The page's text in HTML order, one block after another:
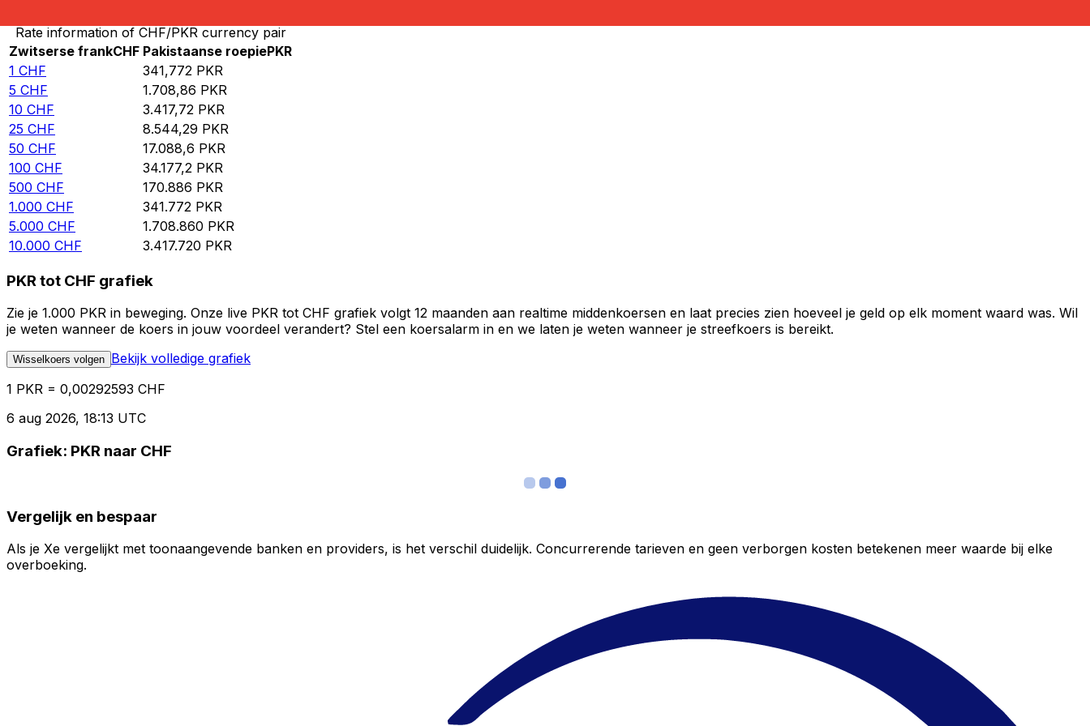
Rate information of CHF/PKR currency pair
Zwitserse frankCHF Pakistaanse roepiePKR
1 CHF 341,772 PKR
5 CHF 1.708,86 PKR
10 CHF 3.417,72 PKR
25 CHF 8.544,29 PKR
50 CHF 17.088,6 PKR
100 CHF 34.177,2 PKR
500 CHF 170.886 PKR
1.000 CHF 341.772 PKR
5.000 CHF 1.708.860 PKR
10.000 CHF 3.417.720 PKR
PKR tot CHF grafiek
Zie je 1.000 PKR in beweging. Onze live PKR tot CHF grafiek volgt 12 maanden aan realtime middenkoersen en laat precies zien hoeveel je geld op elk moment waard was. Wil
je weten wanneer de koers in jouw voordeel verandert? Stel een koersalarm in en we laten je weten wanneer je streefkoers is bereikt.
Wisselkoers volgen Bekijk volledige grafiek
1 PKR = 0,00292593 CHF
6 aug 2026, 18:13 UTC
Grafiek: PKR naar CHF
Vergelijk en bespaar
Als je Xe vergelijkt met toonaangevende banken en providers, is het verschil duidelijk. Concurrerende tarieven en geen verborgen kosten betekenen meer waarde bij elke
overboeking.